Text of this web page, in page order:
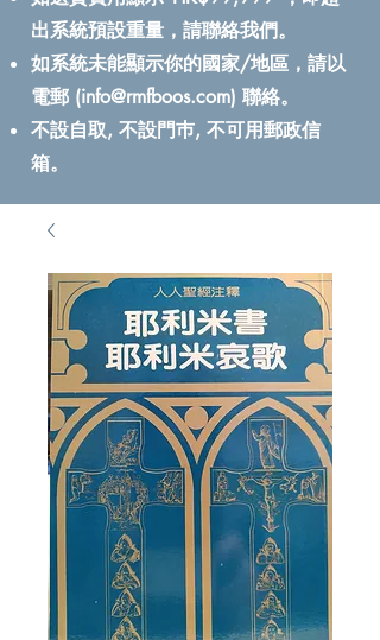
出系統預設重量，請聯絡我們。
如系統未能顯示你的國家/地區，請以
電郵 (info@rmfboos.com) 聯絡。
不設自取, 不設門巿, 不可用郵政信
箱。